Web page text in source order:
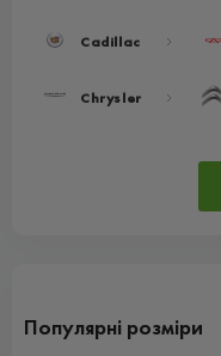
Cadillac
Chrysler
Популярні розміри